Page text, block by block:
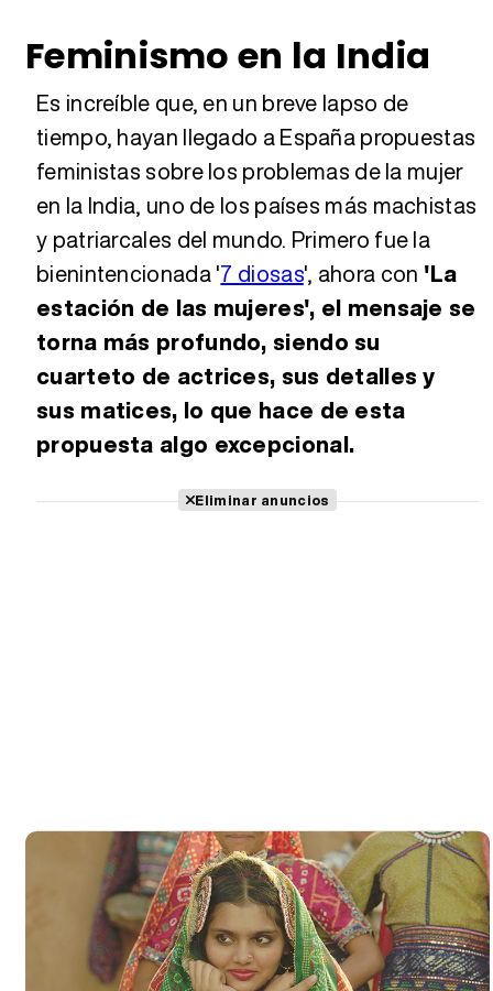
Feminismo en la India
Es increíble que, en un breve lapso de
tiempo, hayan llegado a España propuestas
feministas sobre los problemas de la mujer
en la India, uno de los países más machistas
y patriarcales del mundo. Primero fue la
bienintencionada '7 diosas', ahora con 'La
estación de las mujeres', el mensaje se
torna más profundo, siendo su
cuarteto de actrices, sus detalles y
sus matices, lo que hace de esta
propuesta algo excepcional.
Eliminar anuncios